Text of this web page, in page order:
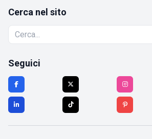
Cerca nel sito
Seguici